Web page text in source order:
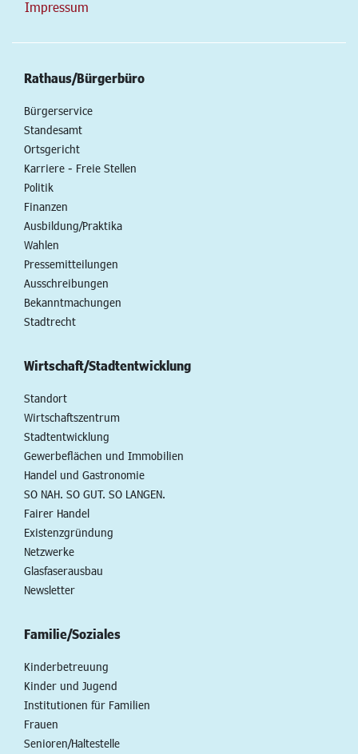
Impressum
Rathaus/Bürgerbüro
Bürgerservice
Standesamt
Ortsgericht
Karriere - Freie Stellen
Politik
Finanzen
Ausbildung/Praktika
Wahlen
Pressemitteilungen
Ausschreibungen
Bekanntmachungen
Stadtrecht
Wirtschaft/Stadtentwicklung
Standort
Wirtschaftszentrum
Stadtentwicklung
Gewerbeflächen und Immobilien
Handel und Gastronomie
SO NAH. SO GUT. SO LANGEN.
Fairer Handel
Existenzgründung
Netzwerke
Glasfaserausbau
Newsletter
Familie/Soziales
Kinderbetreuung
Kinder und Jugend
Institutionen für Familien
Frauen
Senioren/Haltestelle